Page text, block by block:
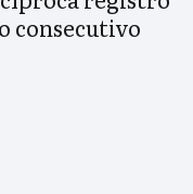
consecutivo